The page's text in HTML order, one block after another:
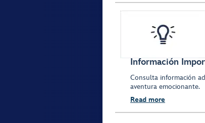
Información
Consulta información
aventura emocionante.
Read more